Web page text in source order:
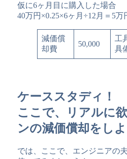
仮に6ヶ月目に購入した場合
40万円×0.25×6ヶ月÷12月＝5万
減価償
却費
50,000
工
具
ケーススタディ！
ここで、リアルに
ンの減価償却をしよ
では、ここで、エンジニアの